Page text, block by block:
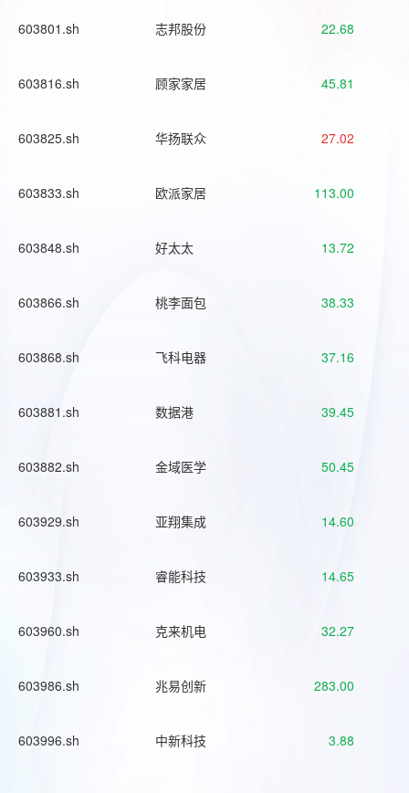
603801.sh 志邦股份 22.68
603816.sh 顾家家居 45.81
603825.sh 华扬联众 27.02
603833.sh 欧派家居 113.00
603848.sh 好太太 13.72
603866.sh 桃李面包 38.33
603868.sh 飞科电器 37.16
603881.sh 数据港 39.45
603882.sh 金域医学 50.45
603929.sh 亚翔集成 14.60
603933.sh 睿能科技 14.65
603960.sh 克来机电 32.27
603986.sh 兆易创新 283.00
603996.sh 中新科技 3.88